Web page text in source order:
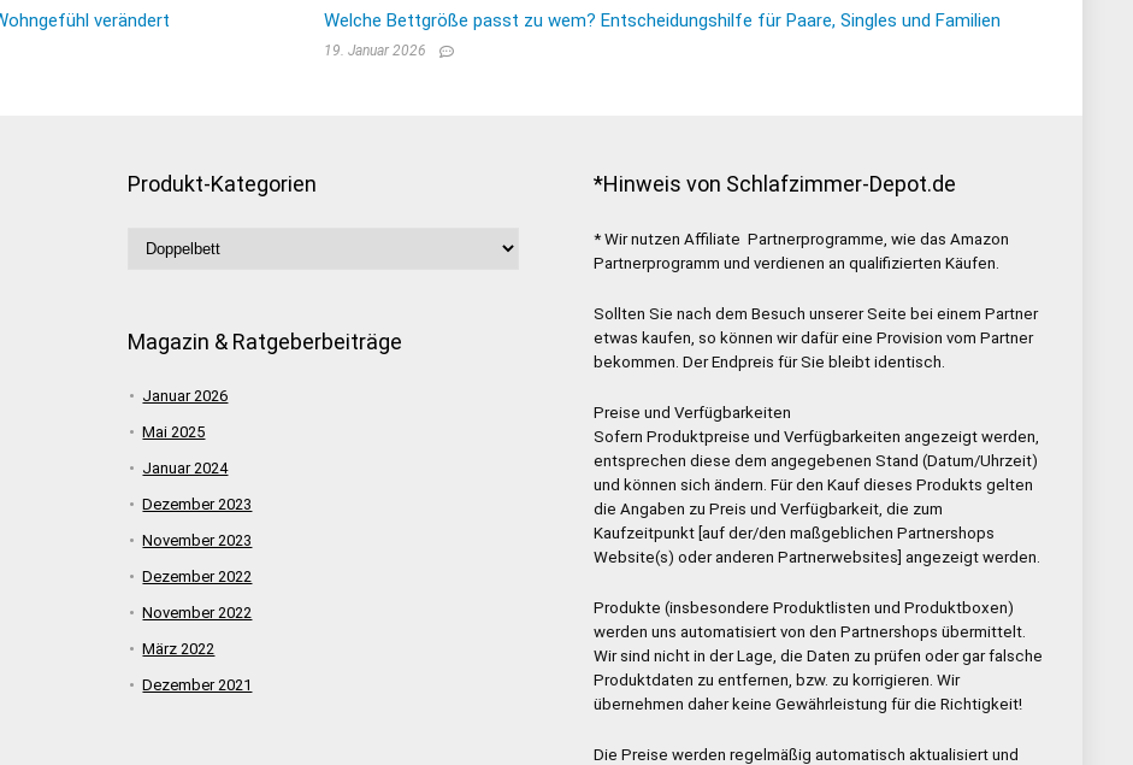
verändert Welche Bettgröße passt zu wem? Entscheidungshilfe für Paare, Singles und Familien
19. Januar 2026
Produkt-Kategorien
Magazin & Ratgeberbeiträge
Januar 2026
Mai 2025
Januar 2024
Dezember 2023
November 2023
Dezember 2022
November 2022
März 2022
Dezember 2021
*Hinweis von Schlafzimmer-Depot.de
* Wir nutzen Affiliate Partnerprogramme, wie das Amazon
Partnerprogramm und verdienen an qualifizierten Käufen.
Sollten Sie nach dem Besuch unserer Seite bei einem Partner
etwas kaufen, so können wir dafür eine Provision vom Partner
bekommen. Der Endpreis für Sie bleibt identisch.
Preise und Verfügbarkeiten
Sofern Produktpreise und Verfügbarkeiten angezeigt werden,
entsprechen diese dem angegebenen Stand (Datum/Uhrzeit)
und können sich ändern. Für den Kauf dieses Produkts gelten
die Angaben zu Preis und Verfügbarkeit, die zum
Kaufzeitpunkt [auf der/den maßgeblichen Partnershops
Website(s) oder anderen Partnerwebsites] angezeigt werden.
Produkte (insbesondere Produktlisten und Produktboxen)
werden uns automatisiert von den Partnershops übermittelt.
Wir sind nicht in der Lage, die Daten zu prüfen oder gar falsche
Produktdaten zu entfernen, bzw. zu korrigieren. Wir
übernehmen daher keine Gewährleistung für die Richtigkeit!
Die Preise werden regelmäßig automatisch aktualisiert und